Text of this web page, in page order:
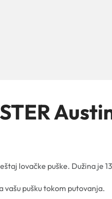
lovačke puške. Dužina je
pušku tokom putovanja.